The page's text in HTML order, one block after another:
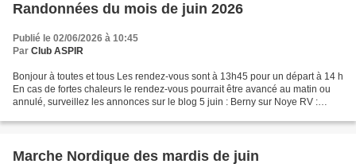
Randonnées du mois de juin 2026
Publié le 02/06/2026 à 10:45
Par Club ASPIR
Bonjour à toutes et tous Les rendez-vous sont à 13h45 pour un départ à 14 h
En cas de fortes chaleurs le rendez-vous pourrait être avancé au matin ou
annulé, surveillez les annonces sur le blog 5 juin : Berny sur Noye RV :
Marche Nordique des mardis de juin